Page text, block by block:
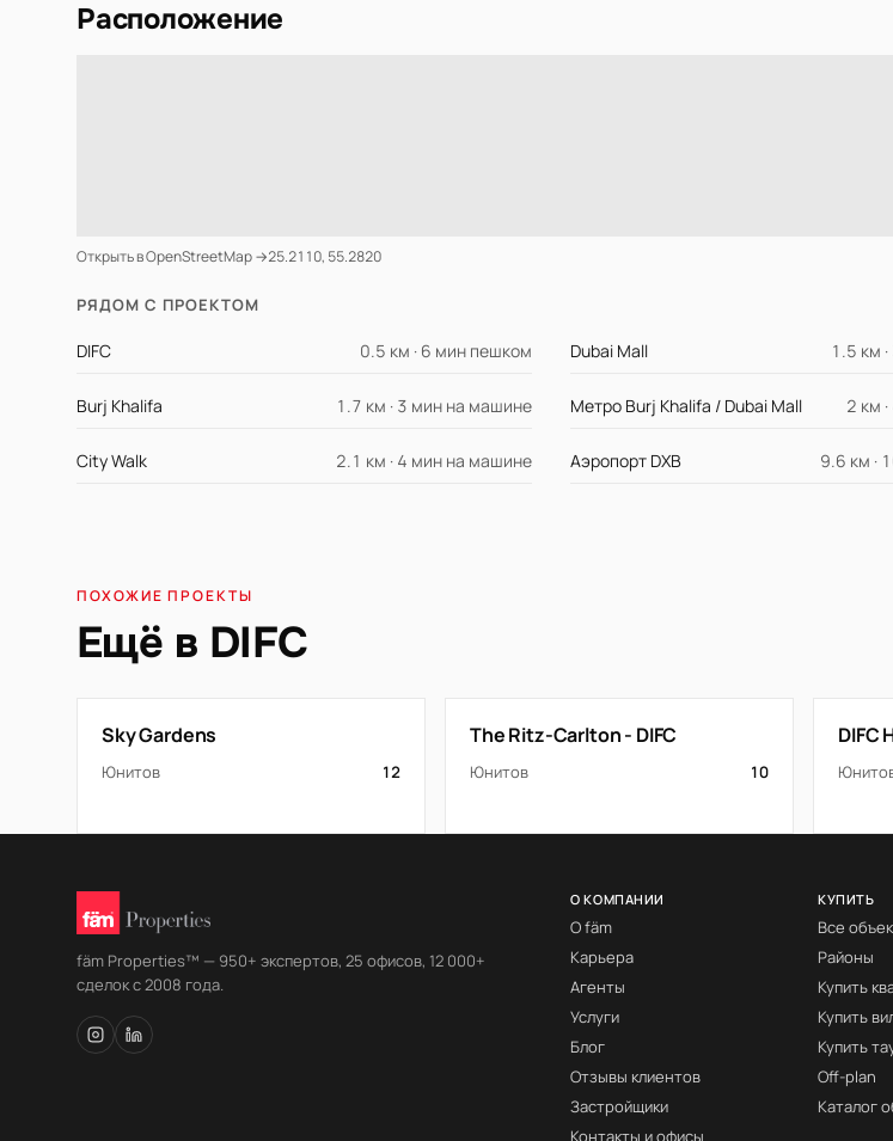
Расположение
Открыть в OpenStreetMap →25.2110, 55.2820
РЯДОМ С ПРОЕКТОМ
DIFC 0.5 км · 6 мин пешком Dubai Mall 1.5 км
Burj Khalifa 1.7 км · 3 мин на машине Метро Burj Khalifa / Dubai Mall 2 км
City Walk 2.1 км · 4 мин на машине Аэропорт DXB 9.6 км ·
ПОХОЖИЕ ПРОЕКТЫ
Ещё в DIFC
Sky Gardens
Юнитов 12
The Ritz-Carlton - DIFC
Юнитов 10
DIFC
fäm Properties™ — 950+ экспертов, 25 офисов, 12 000+
сделок с 2008 года.
О КОМПАНИИ
О fäm
Карьера
Агенты
Услуги
Блог
Отзывы клиентов
Застройщики
Контакты и офисы
КУПИТЬ
Все
Районы
Купить
Купить
Купить
Off-plan
Каталог